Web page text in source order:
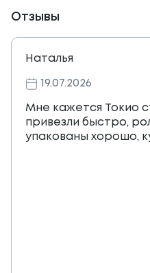
Отзывы
Наталья
19.07.2026
Мне кажется Токио
привезли быстро,
упакованы хорошо,